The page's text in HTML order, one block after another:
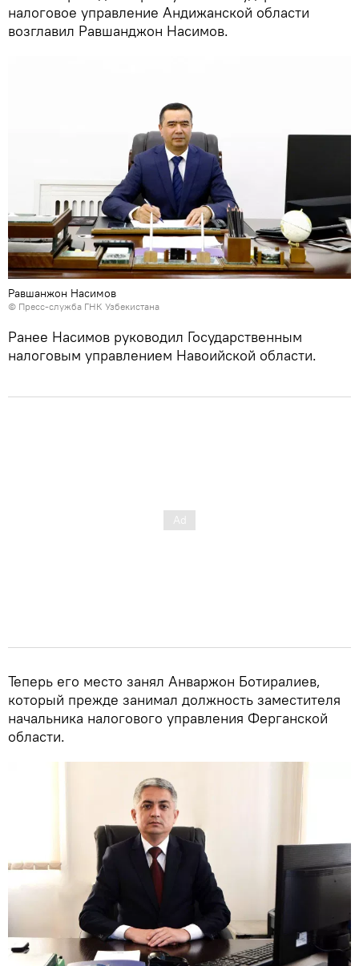
налоговое управление Андижанской области
возглавил Равшанджон Насимов.
Равшанжон Насимов
© Пресс-служба ГНК Узбекистана
Ранее Насимов руководил Государственным
налоговым управлением Навоийской области.
Теперь его место занял Анваржон Ботиралиев,
который прежде занимал должность заместителя
начальника налогового управления Ферганской
области.